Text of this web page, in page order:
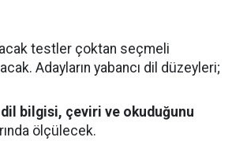
testler çoktan seçmeli
Adayların yabancı dil düzeyleri;
bilgisi, çeviri ve okuduğunu
ölçülecek.